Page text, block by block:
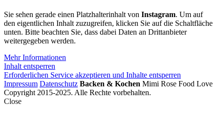
Sie sehen gerade einen Platzhalterinhalt von Instagram. Um auf
den eigentlichen Inhalt zuzugreifen, klicken Sie auf die Schaltfläche
unten. Bitte beachten Sie, dass dabei Daten an Drittanbieter
weitergegeben werden.
Mehr Informationen
Inhalt entsperren
Erforderlichen Service akzeptieren und Inhalte entsperren
Impressum Datenschutz Backen & Kochen Mimi Rose Food Love
Copyright 2015-2025. Alle Rechte vorbehalten.
Close